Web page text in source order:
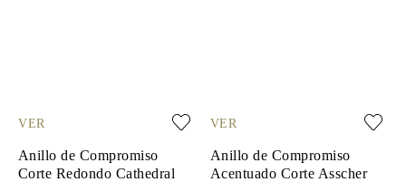
VER
Anillo de Compromiso
Corte Redondo Cathedral
VER
Anillo de Compromiso
Acentuado Corte Asscher